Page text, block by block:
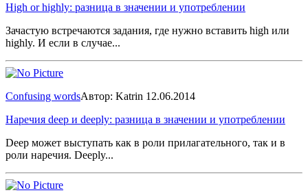
High or highly: разница в значении и употреблении
Зачастую встречаются задания, где нужно вставить high или
highly. И если в случае...
Confusing wordsАвтор: Katrin 12.06.2014
Наречия deep и deeply: разница в значении и употреблении
Deep может выступать как в роли прилагательного, так и в
роли наречия. Deeply...